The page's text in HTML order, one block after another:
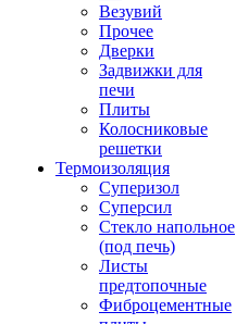
Везувий
Прочее
Дверки
Задвижки для
печи
Плиты
Колосниковые
решетки
Термоизоляция
Суперизол
Суперсил
Стекло напольное
(под печь)
Листы
предтопочные
Фиброцементные